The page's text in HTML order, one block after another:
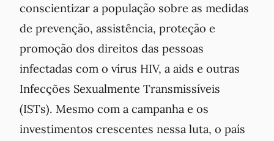
conscientizar a população sobre as medidas
de prevenção, assistência, proteção e
promoção dos direitos das pessoas
infectadas com o vírus HIV, a aids e outras
Infecções Sexualmente Transmissíveis
(ISTs). Mesmo com a campanha e os
investimentos crescentes nessa luta, o país